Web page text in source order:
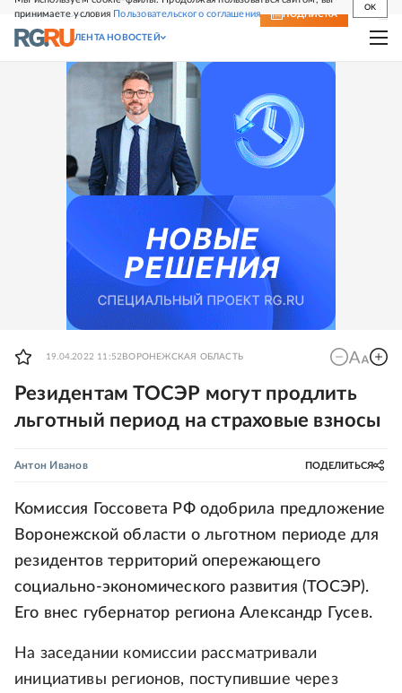
принимаете условия Пользовательского соглашения
OK
СВЕЖИЙ НОМЕР ПОДПИСКА
ЛЕНТА НОВОСТЕЙ
19.04.2022 11:52 ВОРОНЕЖСКАЯ ОБЛАСТЬ
Резидентам ТОСЭР могут продлить
льготный период на страховые взносы
Антон Иванов ПОДЕЛИТЬСЯ
Комиссия Госсовета РФ одобрила предложение
Воронежской области о льготном периоде для
резидентов территорий опережающего
социально-экономического развития (ТОСЭР).
Его внес губернатор региона Александр Гусев.
На заседании комиссии рассматривали
инициативы регионов, поступившие через